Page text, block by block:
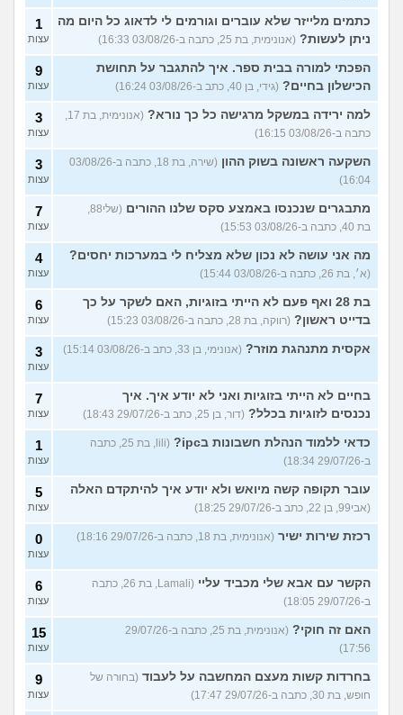
כתמים מלייזר שלא עוברים וגורמים לי לדאוג כל היום מה
ניתן לעשות? (אנונימית, בת 25, כתבה ב-03/08/26 16:33)
1
עצות
הפכתי למורה בבית ספר. איך להתגבר על תחושת
הכישלון בחיים? (גידי, בן 40, כתב ב-03/08/26 16:24)
9
עצות
למה ירידה במשקל מרגישה כל כך נורא?
(אנונימית, בת 17,
כתבה ב-03/08/26 16:15)
3
עצות
השקעה ראשונה בשוק ההון
(שירה, בת 18, כתבה ב-03/08/26
16:04)
3
עצות
מתבגרים שנכנסו באמצע סקס שלנו ההורים
(שלי88,
בת 40, כתבה ב-03/08/26 15:53)
7
עצות
מה אני עושה לא נכון שלא מצליח לי במערכות יחסים?
(א׳, בת 26, כתבה ב-03/08/26 15:44)
4
עצות
בת 28 ואף פעם לא הייתי בזוגיות, האם לשקר על כך
בדייט ראשון? (רווקה, בת 28, כתבה ב-03/08/26 15:23)
6
עצות
אקסית מתנהגת מוזר? (אנונימי, בן 33, כתב ב-03/08/26 15:14) 3
עצות
בחיים לא הייתי בזוגיות ואני לא יודע איך. איך
נכנסים לזוגיות בכלל? (דור, בן 25, כתב ב-29/07/26 18:43)
7
עצות
כדאי ללמוד הנהלת חשבונות בipc?
(lili, בת 25, כתבה
ב-29/07/26 18:34)
1
עצות
עובר תקופה קשה מיואש ולא יודע איך להיתקדם האלה
(אבי99, בן 22, כתב ב-29/07/26 18:25)
5
עצות
רכזת שירות ישיר (אנונימית, בת 18, כתבה ב-29/07/26 18:16) 0
עצות
הקשר עם אבא שלי מכביד עליי
(Lamali, בת 26, כתבה
ב-29/07/26 18:05)
6
עצות
האם זה חוקי?
(אנונימית, בת 25, כתבה ב-29/07/26
17:56)
15
עצות
בחרדות קשות מעצם המחשבה על לעבוד (בחורה של
חופש, בת 30, כתבה ב-29/07/26 17:47)
9
עצות